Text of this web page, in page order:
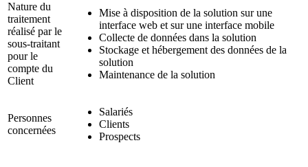
Nature du
traitement
réalisé par le
sous-traitant
pour le
compte du
Client
Mise à disposition de la solution sur une
interface web et sur une interface mobile
Collecte de données dans la solution
Stockage et hébergement des données de la
solution
Maintenance de la solution
Personnes
concernées
Salariés
Clients
Prospects